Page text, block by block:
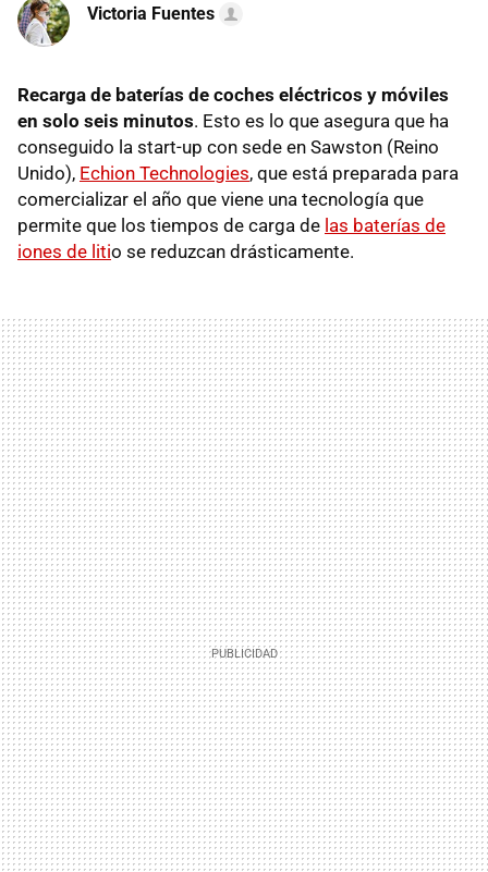
Victoria Fuentes
Recarga de baterías de coches eléctricos y móviles
en solo seis minutos. Esto es lo que asegura que ha
conseguido la start-up con sede en Sawston (Reino
Unido), Echion Technologies, que está preparada para
comercializar el año que viene una tecnología que
permite que los tiempos de carga de las baterías de
iones de litio se reduzcan drásticamente.